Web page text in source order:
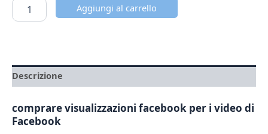
Aggiungi al carrello
Descrizione
comprare visualizzazioni facebook per i video di
Facebook